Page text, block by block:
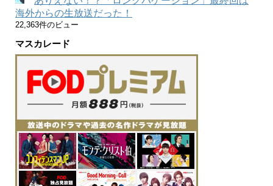
海外からの生放送だった！
22,363件のビュー
マスカレード